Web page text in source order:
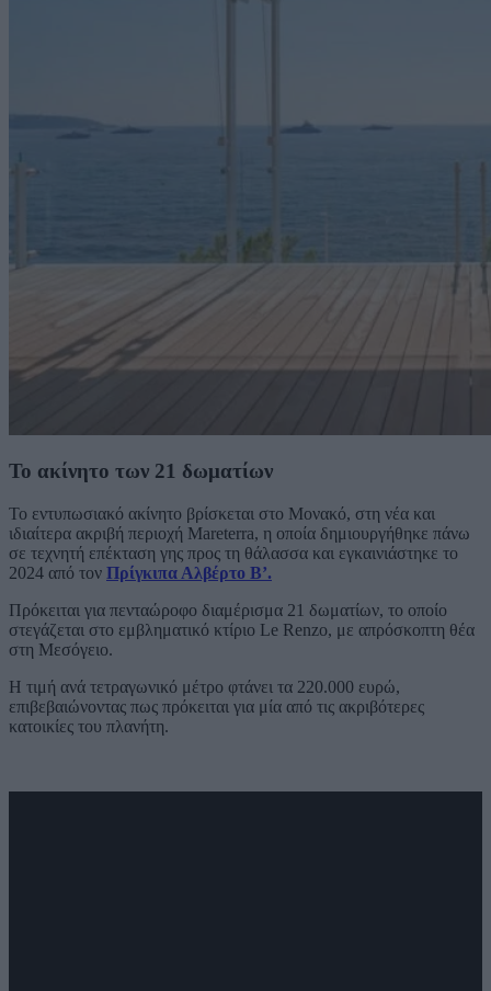
Το ακίνητο των 21 δωματίων
Το εντυπωσιακό ακίνητο βρίσκεται στο Μονακό, στη νέα και
ιδιαίτερα ακριβή περιοχή Mareterra, η οποία δημιουργήθηκε πάνω
σε τεχνητή επέκταση γης προς τη θάλασσα και εγκαινιάστηκε το
2024 από τον Πρίγκιπα Αλβέρτο Β’.
Πρόκειται για πενταώροφο διαμέρισμα 21 δωματίων, το οποίο
στεγάζεται στο εμβληματικό κτίριο Le Renzo, με απρόσκοπτη θέα
στη Μεσόγειο.
Η τιμή ανά τετραγωνικό μέτρο φτάνει τα 220.000 ευρώ,
επιβεβαιώνοντας πως πρόκειται για μία από τις ακριβότερες
κατοικίες του πλανήτη.